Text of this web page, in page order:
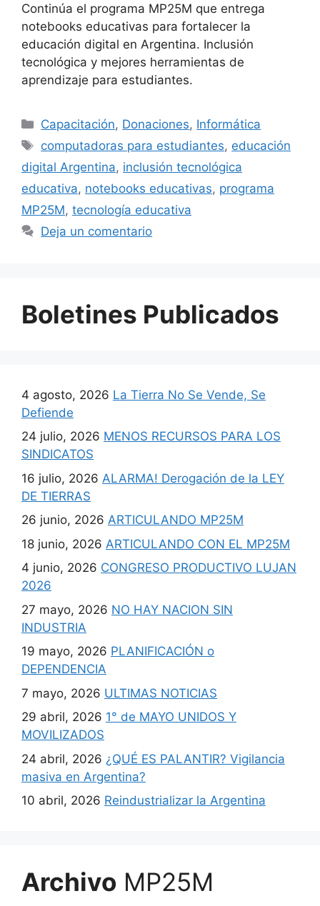
Continúa el programa MP25M que entrega
notebooks educativas para fortalecer la
educación digital en Argentina. Inclusión
tecnológica y mejores herramientas de
aprendizaje para estudiantes.
Capacitación, Donaciones, Informática
computadoras para estudiantes, educación
digital Argentina, inclusión tecnológica
educativa, notebooks educativas, programa
MP25M, tecnología educativa
Deja un comentario
Boletines Publicados
4 agosto, 2026 La Tierra No Se Vende, Se
Defiende
24 julio, 2026 MENOS RECURSOS PARA LOS
SINDICATOS
16 julio, 2026 ALARMA! Derogación de la LEY
DE TIERRAS
26 junio, 2026 ARTICULANDO MP25M
18 junio, 2026 ARTICULANDO CON EL MP25M
4 junio, 2026 CONGRESO PRODUCTIVO LUJAN
2026
27 mayo, 2026 NO HAY NACION SIN
INDUSTRIA
19 mayo, 2026 PLANIFICACIÓN o
DEPENDENCIA
7 mayo, 2026 ULTIMAS NOTICIAS
29 abril, 2026 1° de MAYO UNIDOS Y
MOVILIZADOS
24 abril, 2026 ¿QUÉ ES PALANTIR? Vigilancia
masiva en Argentina?
10 abril, 2026 Reindustrializar la Argentina
Archivo MP25M